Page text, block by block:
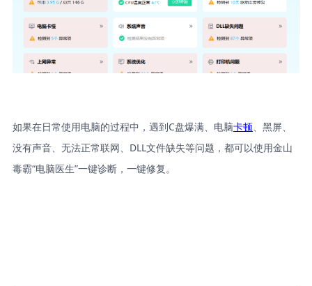
如果在日常使用电脑的过程中，遇到C盘爆满、电脑卡顿、黑屏、
没有声音、无法正常联网、DLL文件缺失等问题，都可以使用金山
毒霸“电脑医生”一键诊断，一键修复。